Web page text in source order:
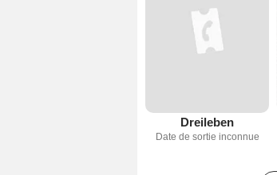
Dreileben
Date de sortie inconnue